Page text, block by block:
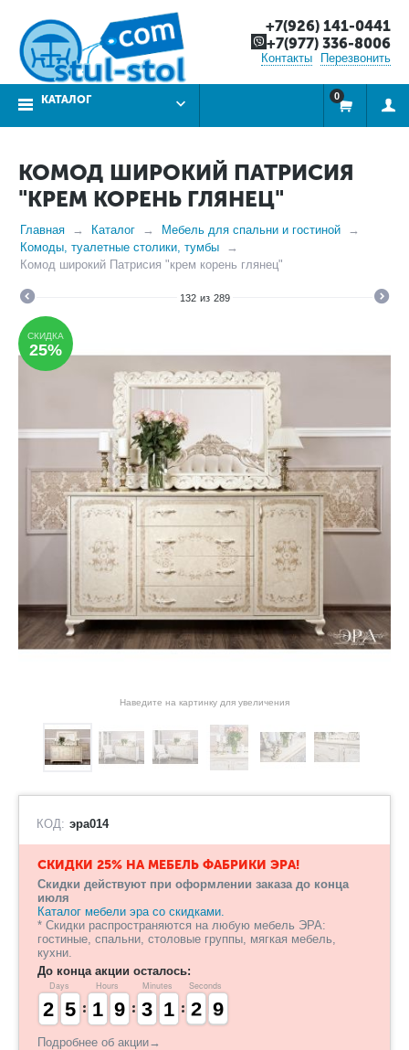
+7(926) 141-0441
+7(977) 336-8006
Контакты Перезвонить
КАТАЛОГ 0
КОМОД ШИРОКИЙ ПАТРИСИЯ
"КРЕМ КОРЕНЬ ГЛЯНЕЦ"
Главная Каталог
Мебель для спальни и гостиной
Комоды, туалетные столики, тумбы
Комод широкий Патрисия "крем корень глянец"
132 из 289
СКИДКА
25%
Наведите на картинку для увеличения
КОД: эра014
СКИДКИ 25% НА МЕБЕЛЬ ФАБРИКИ ЭРА!
Скидки действуют при оформлении заказа до конца
июля
Каталог мебели эра со скидками.
* Скидки распространяются на любую мебель ЭРА:
гостиные, спальни, столовые группы, мягкая мебель,
кухни.
До конца акции осталось:
Days
1
1
2
2 4
4
5
5
Hours
1
1
1
1 8
8
9
9
Minutes
2
2
3
3 1
1
1
1
Seconds
3
2
2 9
8
8
Подробнее об акции→